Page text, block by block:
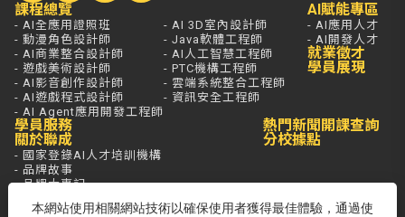
課程總覽
- AI全應用證照班
- 動漫角色設計師
- AI商業整合設計師
- 遊戲美術設計師
- AI影音創作設計師
- AI遊戲程式設計師
- AI Agent應用開發工程師
- AI 3D室內設計師
- Java軟體工程師
- AI人工智慧工程師
- PTC機構工程師
- 雲端系統整合工程師
- 資訊安全工程師
AI賦能專區
- AI應用人才
- AI開發人才
就業徵才
學員展現
學員服務
關於聯成
- 國家登錄AI人才培訓機構
- 品牌故事
- 品牌大事記
熱門新聞
分校據點
開課查詢
本網站使用相關網站技術以確保使用者獲得最佳體驗，通過使